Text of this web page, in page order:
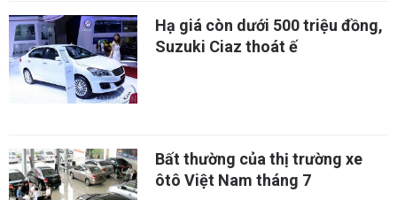
Hạ giá còn dưới 500 triệu đồng,
Suzuki Ciaz thoát ế
Bất thường của thị trường xe
ôtô Việt Nam tháng 7